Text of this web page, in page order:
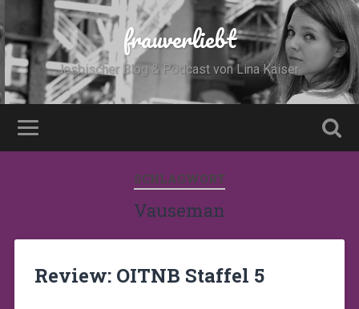
frauverliebt
lesbischer Blog & Podcast von Lina Kaiser
SCHLAGWORT
Vauseman
Review: OITNB Staffel 5